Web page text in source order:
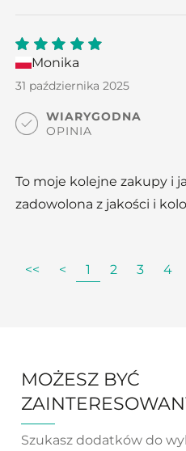
5out
of 5
Monika
31 października 2025
WIARYGODNA
OPINIA
To moje kolejne zakupy i
zadowolona z jakości i
<< < 1 2 3 4
MOŻESZ BYĆ
Szukasz dodatków do